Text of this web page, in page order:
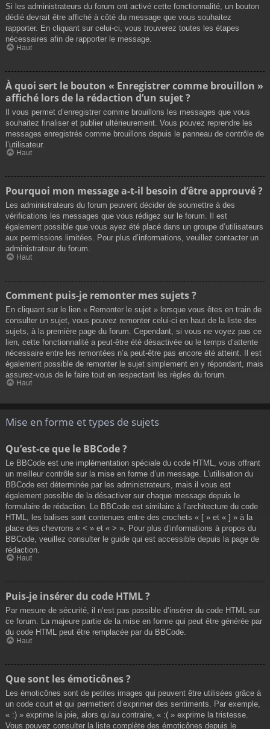
Si les administrateurs du forum ont activé cette fonctionnalité, un bouton
dédié devrait être affiché à côté du message que vous souhaitez
rapporter. En cliquant sur celui-ci, vous trouverez toutes les étapes
nécessaires afin de rapporter le message.
Haut
À quoi sert le bouton « Enregistrer comme brouillon »
affiché lors de la rédaction d’un sujet ?
Il vous permet d’enregistrer comme brouillons les messages que vous
souhaitez finaliser et publier ultérieurement. Vous pouvez reprendre les
messages enregistrés comme brouillons depuis le panneau de contrôle de
l’utilisateur.
Haut
Pourquoi mon message a-t-il besoin d’être approuvé ?
Les administrateurs du forum peuvent décider de soumettre à des
vérifications les messages que vous rédigez sur le forum. Il est
également possible que vous ayez été placé dans un groupe d’utilisateurs
aux permissions limitées. Pour plus d’informations, veuillez contacter un
administrateur du forum.
Haut
Comment puis-je remonter mes sujets ?
En cliquant sur le lien « Remonter le sujet » lorsque vous êtes en train de
consulter un sujet, vous pouvez remonter celui-ci en haut de la liste des
sujets, à la première page du forum. Cependant, si vous ne voyez pas ce
lien, cette fonctionnalité a peut-être été désactivée ou le temps d’attente
nécessaire entre les remontées n’a peut-être pas encore été atteint. Il est
également possible de remonter le sujet simplement en y répondant, mais
assurez-vous de le faire tout en respectant les règles du forum.
Haut
Mise en forme et types de sujets
Qu’est-ce que le BBCode ?
Le BBCode est une implémentation spéciale du code HTML, vous offrant
un meilleur contrôle sur la mise en forme d’un message. L’utilisation du
BBCode est déterminée par les administrateurs, mais il vous est
également possible de la désactiver sur chaque message depuis le
formulaire de rédaction. Le BBCode est similaire à l’architecture du code
HTML, les balises sont contenues entre des crochets « [ » et « ] » à la
place des chevrons « < » et « > ». Pour plus d’informations à propos du
BBCode, veuillez consulter le guide qui est accessible depuis la page de
rédaction.
Haut
Puis-je insérer du code HTML ?
Par mesure de sécurité, il n’est pas possible d’insérer du code HTML sur
ce forum. La majeure partie de la mise en forme qui peut être générée par
du code HTML peut être remplacée par du BBCode.
Haut
Que sont les émoticônes ?
Les émoticônes sont de petites images qui peuvent être utilisées grâce à
un code court et qui permettent d’exprimer des sentiments. Par exemple,
« :) » exprime la joie, alors qu’au contraire, « :( » exprime la tristesse.
Vous pouvez consulter la liste complète des émoticônes depuis le